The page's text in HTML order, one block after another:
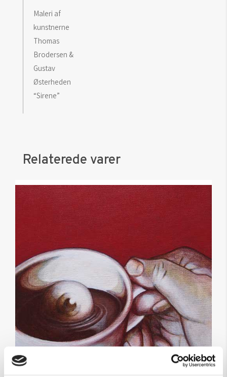
Maleri af
kunstnerne
Thomas
Brodersen &
Gustav
Østerheden
“Sirene”
Relaterede varer